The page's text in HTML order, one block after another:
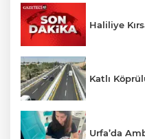
Haliliye
Katlı
Urfa’da